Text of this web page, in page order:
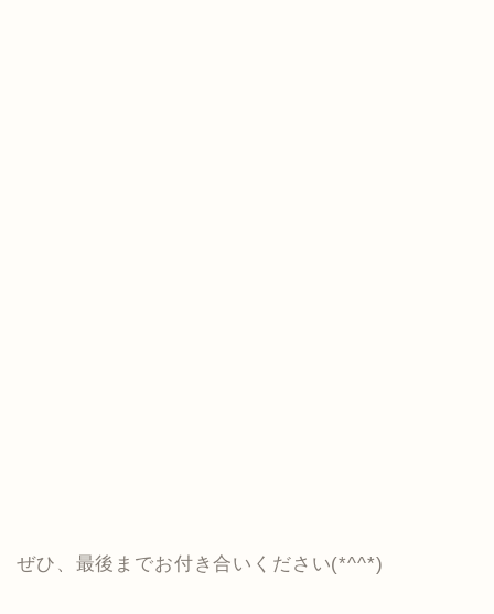
ぜひ、最後までお付き合いください(*^^*)